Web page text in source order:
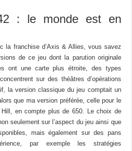
: le monde est en
la franchise d’Axis & Allies, vous savez
de ce jeu dont la parution originale
ont une carte plus étroite, des types
sur des théâtres d’opérations
la version classique du jeu comptait un
que ma version préférée, celle pour le
Hill, en compte plus de 650. Le choix de
seulement sur l’aspect du jeu ainsi que
mais également sur des pans
par exemple les stratégies